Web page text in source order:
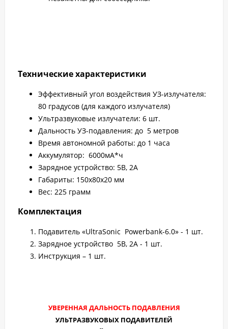
Технические характеристики
Эффективный угол воздействия УЗ-излучателя:
80 градусов (для каждого излучателя)
Ультразвуковые излучатели: 6 шт.
Дальность УЗ-подавления: до 5 метров
Время автономной работы: до 1 часа
Аккумулятор: 6000мА*ч
Зарядное устройство: 5В, 2А
Габариты: 150х80х20 мм
Вес: 225 грамм
Комплектация
Подавитель «UltraSonic Powerbank-6.0» - 1 шт.
Зарядное устройство 5В, 2А - 1 шт.
Инструкция – 1 шт.
УВЕРЕННАЯ ДАЛЬНОСТЬ ПОДАВЛЕНИЯ
УЛЬТРАЗВУКОВЫХ ПОДАВИТЕЛЕЙ